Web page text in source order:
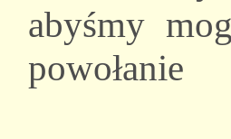
abyśmy
powołanie